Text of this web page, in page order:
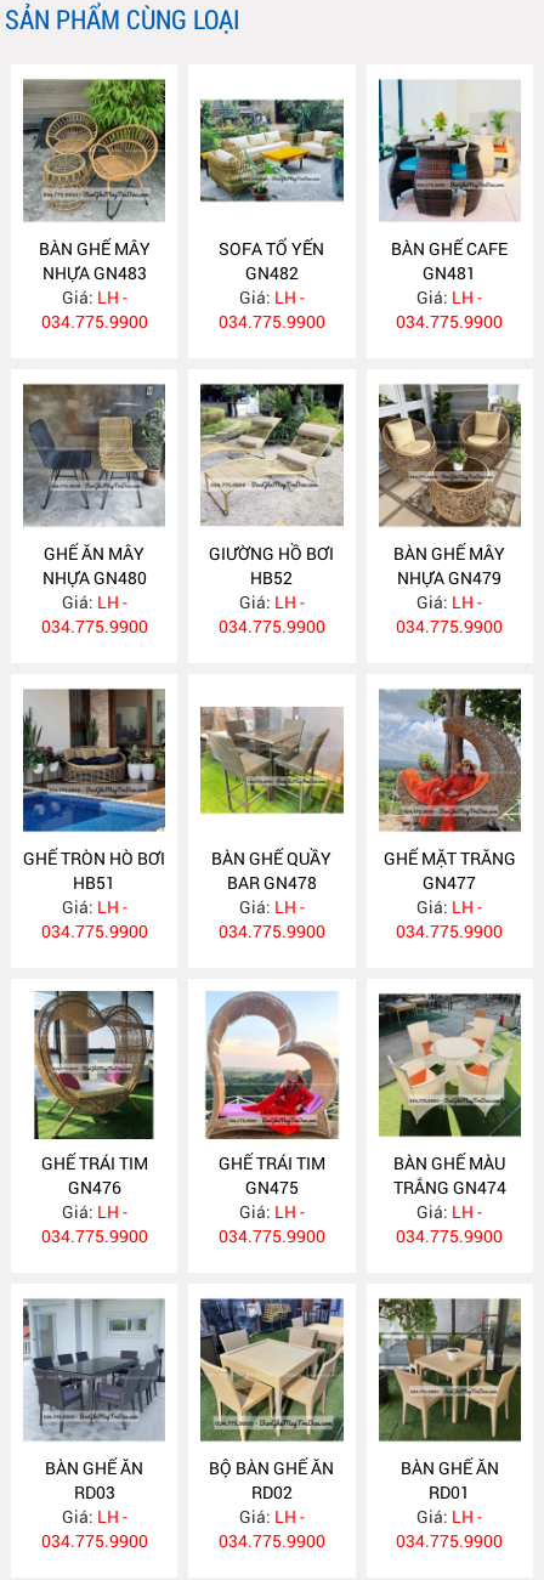
SẢN PHẨM CÙNG LOẠI
BÀN GHẾ MÂY
NHỰA GN483
Giá: LH -
034.775.9900
SOFA TỔ YẾN
GN482
Giá: LH -
034.775.9900
BÀN GHẾ CAFE
GN481
Giá: LH -
034.775.9900
GHẾ ĂN MÂY
NHỰA GN480
Giá: LH -
034.775.9900
GIƯỜNG HỒ BƠI
HB52
Giá: LH -
034.775.9900
BÀN GHẾ MÂY
NHỰA GN479
Giá: LH -
034.775.9900
GHẾ TRÒN HÒ BƠI
HB51
Giá: LH -
034.775.9900
BÀN GHẾ QUẦY
BAR GN478
Giá: LH -
034.775.9900
GHẾ MẶT TRĂNG
GN477
Giá: LH -
034.775.9900
GHẾ TRÁI TIM
GN476
Giá: LH -
034.775.9900
GHẾ TRÁI TIM
GN475
Giá: LH -
034.775.9900
BÀN GHẾ MÀU
TRẮNG GN474
Giá: LH -
034.775.9900
BÀN GHẾ ĂN
RD03
Giá: LH -
034.775.9900
BỘ BÀN GHẾ ĂN
RD02
Giá: LH -
034.775.9900
BÀN GHẾ ĂN
RD01
Giá: LH -
034.775.9900